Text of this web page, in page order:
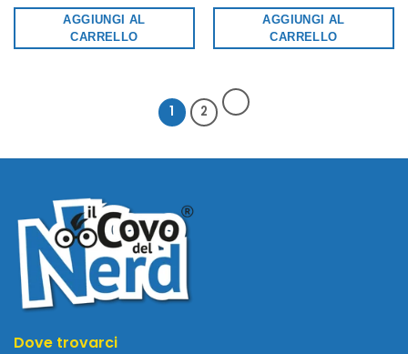
AGGIUNGI AL
CARRELLO
AGGIUNGI AL
CARRELLO
1 2
Dove trovarci